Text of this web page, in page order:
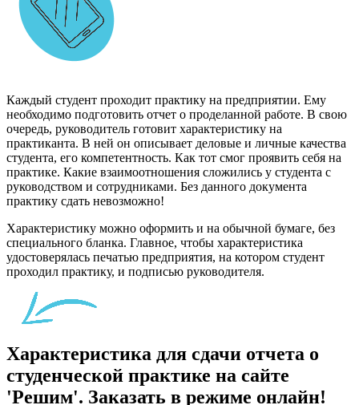
Каждый студент проходит практику на предприятии. Ему
необходимо подготовить отчет о проделанной работе. В свою
очередь, руководитель готовит характеристику на
практиканта. В ней он описывает деловые и личные качества
студента, его компетентность. Как тот смог проявить себя на
практике. Какие взаимоотношения сложились у студента с
руководством и сотрудниками. Без данного документа
практику сдать невозможно!
Характеристику можно оформить и на обычной бумаге, без
специального бланка. Главное, чтобы характеристика
удостоверялась печатью предприятия, на котором студент
проходил практику, и подписью руководителя.
Характеристика для сдачи отчета о
студенческой практике на сайте
'Решим'. Заказать в режиме онлайн!